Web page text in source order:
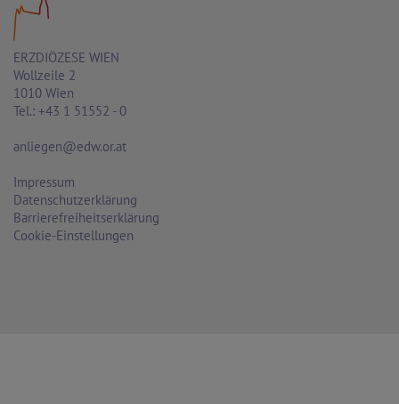
ERZDIÖZESE WIEN
Wollzeile 2
1010 Wien
Tel.: +43 1 51552 - 0
anliegen@edw.or.at
Impressum
Datenschutzerklärung
Barrierefreiheitserklärung
Cookie-Einstellungen